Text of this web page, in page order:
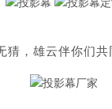
猜，雄云伴你们共